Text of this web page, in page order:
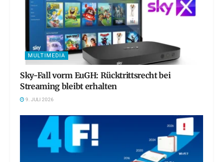
MULTIMEDIA
Sky-Fall vorm EuGH: Rücktrittsrecht bei
Streaming bleibt erhalten
9. JULI 2026